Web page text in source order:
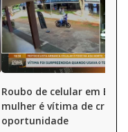
Roubo de celular em
mulher é vítima de crime
oportunidade